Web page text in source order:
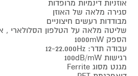
אוזניות דינמיות מרופדות
סגירה מלאה של האוזן
מבודדות רעשים חיצוניים
שליטה מלאה על הטלפון הסלולארי ,
הספק 1000mW
עבודה תדר: 12-22.000Hz
רגישות 100dB/mW
מגנט מסוג Ferrite